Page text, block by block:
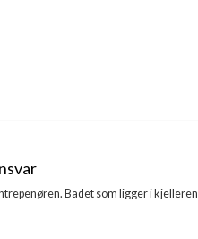
Badet som ligger i